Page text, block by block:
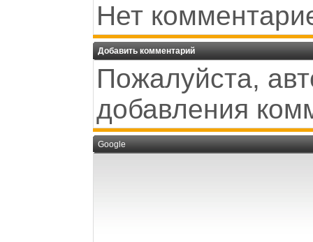
Нет
Добавить комментарий
Пожалуйста,
добавления
Google